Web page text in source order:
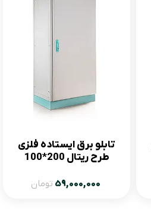
تابلو برق ایستاده فلزی
طرح ریتال 200*100
59,000,000 تومان